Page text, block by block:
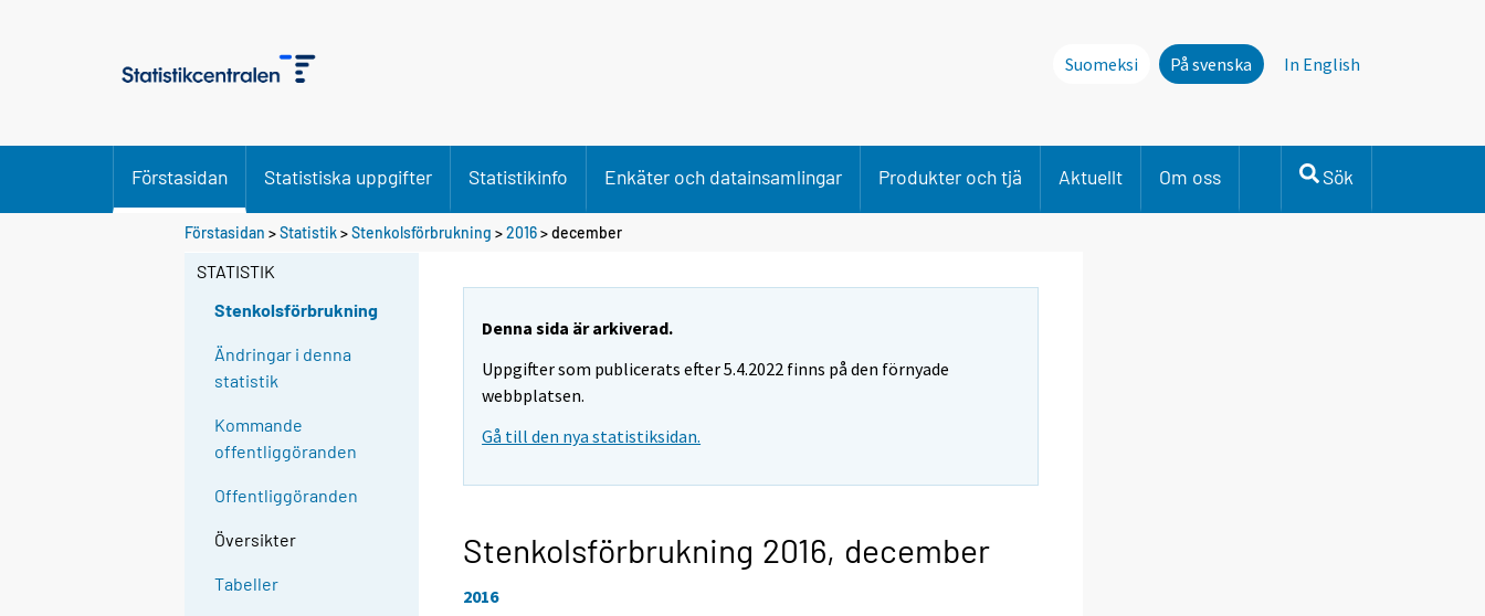
Suomeksi På svenska In English
Förstasidan Statistiska uppgifter Statistikinfo Enkäter och datainsamlingar Produkter och tjä Aktuellt Om oss Sök
Förstasidan >Statistik>Stenkolsförbrukning >2016>december
STATISTIK
Stenkolsförbrukning
Ändringar i denna
statistik
Kommande
offentliggöranden
Offentliggöranden
Översikter
Tabeller
Denna sida är arkiverad.
Uppgifter som publicerats efter 5.4.2022 finns på den förnyade
webbplatsen.
Gå till den nya statistiksidan.
Stenkolsförbrukning 2016, december
2016